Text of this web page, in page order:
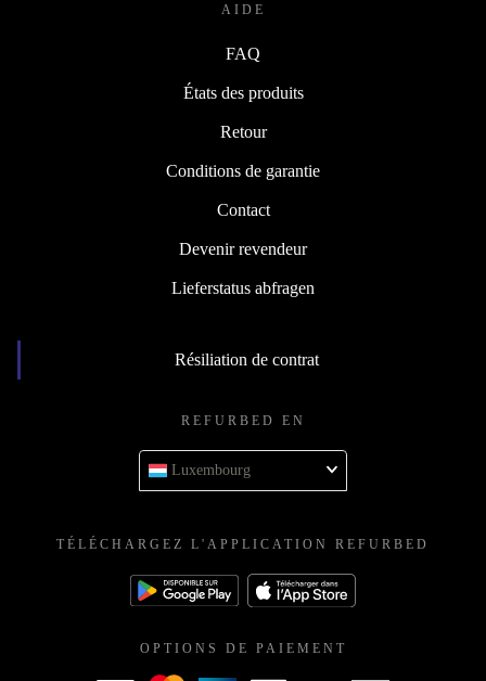
AIDE
FAQ
États des produits
Retour
Conditions de garantie
Contact
Devenir revendeur
Lieferstatus abfragen
Résiliation de contrat
REFURBED EN
Luxembourg
TÉLÉCHARGEZ L'APPLICATION REFURBED
OPTIONS DE PAIEMENT